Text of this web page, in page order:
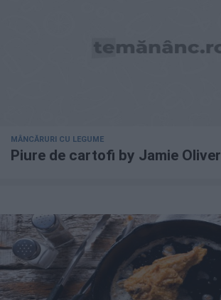
MÂNCĂRURI CU LEGUME
Piure de cartofi by Jamie Oliver